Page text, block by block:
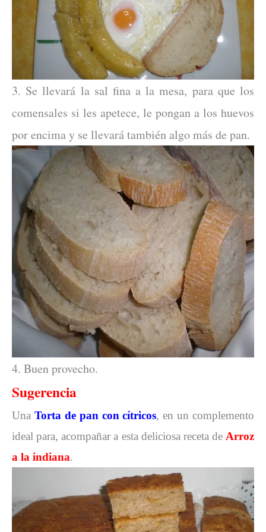
3. Se llevará la sal fina a la mesa, para que los
comensales si les apetece, le pongan a los huevos
por encima y se llevará también algo más de pan.
4. Buen provecho.
Sugerencia
Una Torta de pan con cítricos, en un complemento
ideal para, acompañar a esta deliciosa receta de Arroz
a la indiana.